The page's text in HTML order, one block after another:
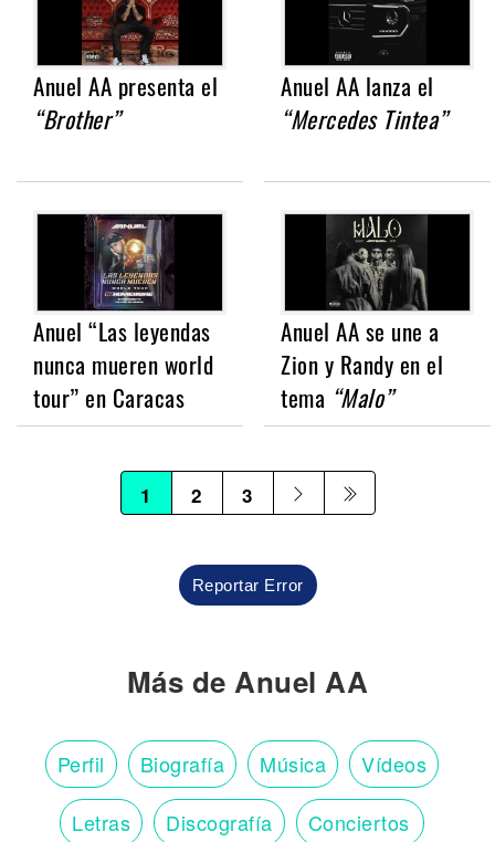
Anuel AA presenta el
“Brother”
Anuel AA lanza el
“Mercedes Tintea”
Anuel “Las leyendas
nunca mueren world
tour” en Caracas
Anuel AA se une a
Zion y Randy en el
tema “Malo”
1 2 3
Reportar Error
Más de Anuel AA
Perfil Biografía Música Vídeos
Letras Discografía Conciertos